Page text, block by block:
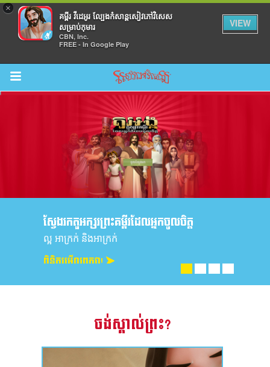
×
គម្ពីរ វីដេអូរ ល្បែងកំសាន្តសៀវភៅវិសេស
សម្រាប់កុមារ
CBN, Inc.
FREE - In Google Play
VIEW
Return to Content
ស្វែងរកតួអក្សរព្រះគម្ពីរដែលអ្នកចូលចិត្ត
ល្អ អាក្រក់ និងអាក្រក់
ពិនិត្យមើលពួកវា! ➤
ចង់ស្គាល់ព្រះ?